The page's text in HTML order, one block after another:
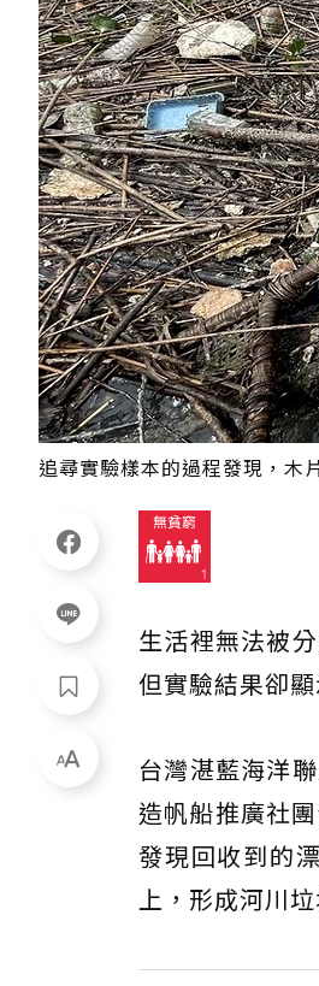
追尋實驗樣本的過程發現，木
生活裡無法被
但實驗結果卻
台灣湛藍海洋
造帆船推廣社
發現回收到的
上，形成河川